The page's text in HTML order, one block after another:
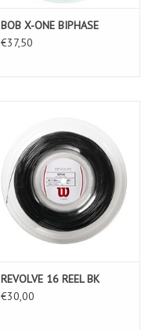
BOB X-ONE BIPHASE
€37,50
REVOLVE 16 REEL BK
€30,00